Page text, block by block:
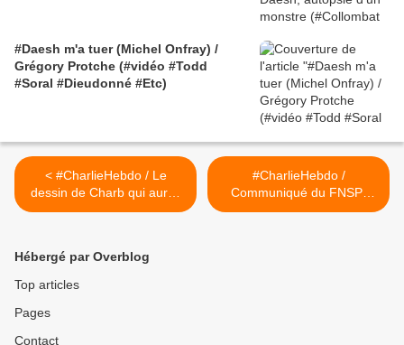
#Daesh m'a tuer (Michel Onfray) /
Grégory Protche (#vidéo #Todd
#Soral #Dieudonné #Etc)
< #CharlieHebdo / Le
dessin de Charb qui aurait
du faire renoncer Ali Bongo
#CharlieHebdo /
Communiqué du FNSP-
Mom Sa Rew >
Hébergé par Overblog
Top articles
Pages
Contact